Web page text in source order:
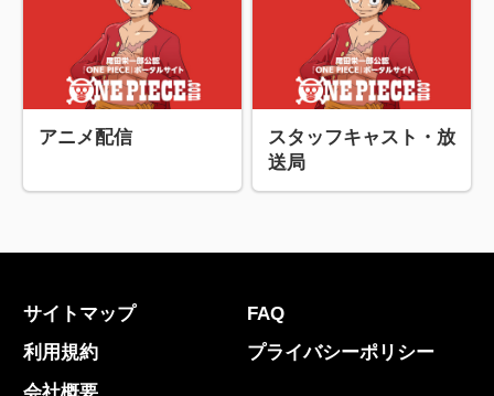
アニメ配信
スタッフキャスト・放
送局
サイトマップ
FAQ
利用規約
プライバシーポリシー
会社概要